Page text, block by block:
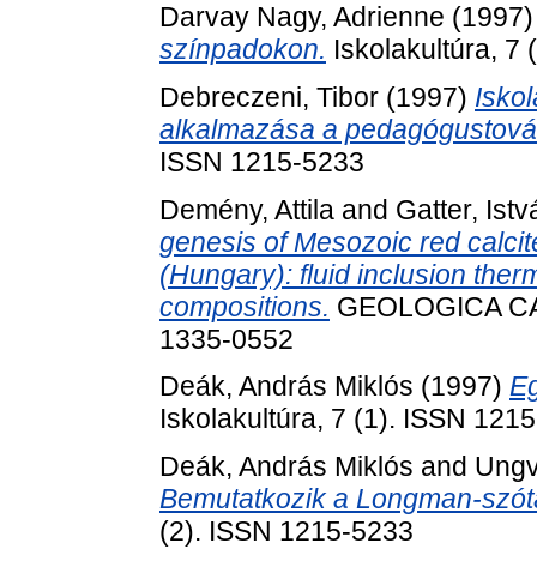
Darvay Nagy, Adrienne
színpadokon. Iskolakultúra, 7
Debreczeni, Tibor (1997)
alkalmazása a
ISSN 1215-5233
Demény, Attila and Gatter,
genesis of Mesozoic red
(Hungary): fluid inclusion
compositions. GEOLOGICA
1335-0552
Deák, András Miklós (1997)
Iskolakultúra, 7 (1). ISSN
Deák, András Miklós and
Bemutatkozik a Longman-
(2). ISSN 1215-5233